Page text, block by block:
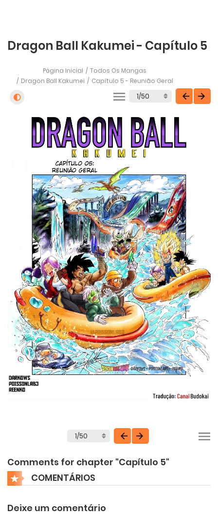
Dragon Ball Kakumei - Capítulo 5
Página Inicial
Todos Os Mangas
Dragon Ball Kakumei
Capítulo 5 - Reunião Geral
Comments for chapter "Capítulo 5"
COMENTÁRIOS
Deixe um comentário